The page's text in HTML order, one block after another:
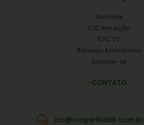
Notícias
CIC em Ação
CIC TV
Balanço Econômico
Associe-se
CONTATO
cic@cicgaribaldi.com.br